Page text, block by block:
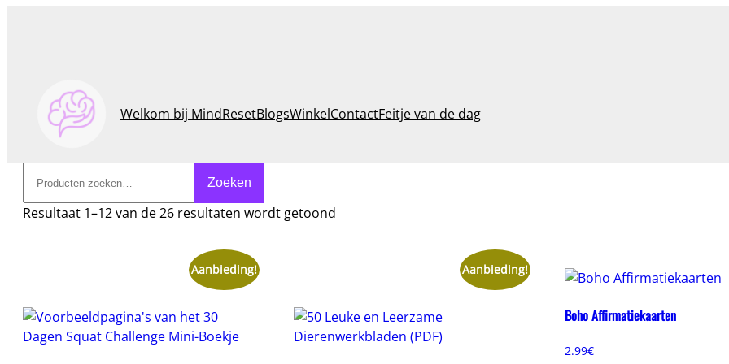
Welkom bij MindResetBlogsWinkelContactFeitje van de dag
Zoeken
Resultaat 1–12 van de 26 resultaten wordt getoond
Aanbieding! Aanbieding!
Boho Affirmatiekaarten
2.99€